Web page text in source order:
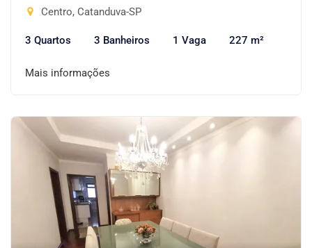
Centro, Catanduva-SP
3 Quartos 3 Banheiros 1 Vaga 227 m²
Mais informações